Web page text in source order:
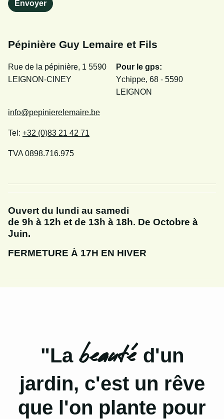
Pépinière Guy Lemaire et Fils
Rue de la pépinière, 1 5590
LEIGNON-CINEY
info@pepinierelemaire.be
Tel: +32 (0)83 21 42 71
TVA 0898.716.975
Pour le gps:
Ychippe, 68 - 5590
LEIGNON
Ouvert du lundi au samedi
de 9h à 12h et de 13h à 18h. De Octobre à
Juin.
FERMETURE À 17H EN HIVER
"La beauté d'un
jardin, c'est un rêve
que l'on plante pour